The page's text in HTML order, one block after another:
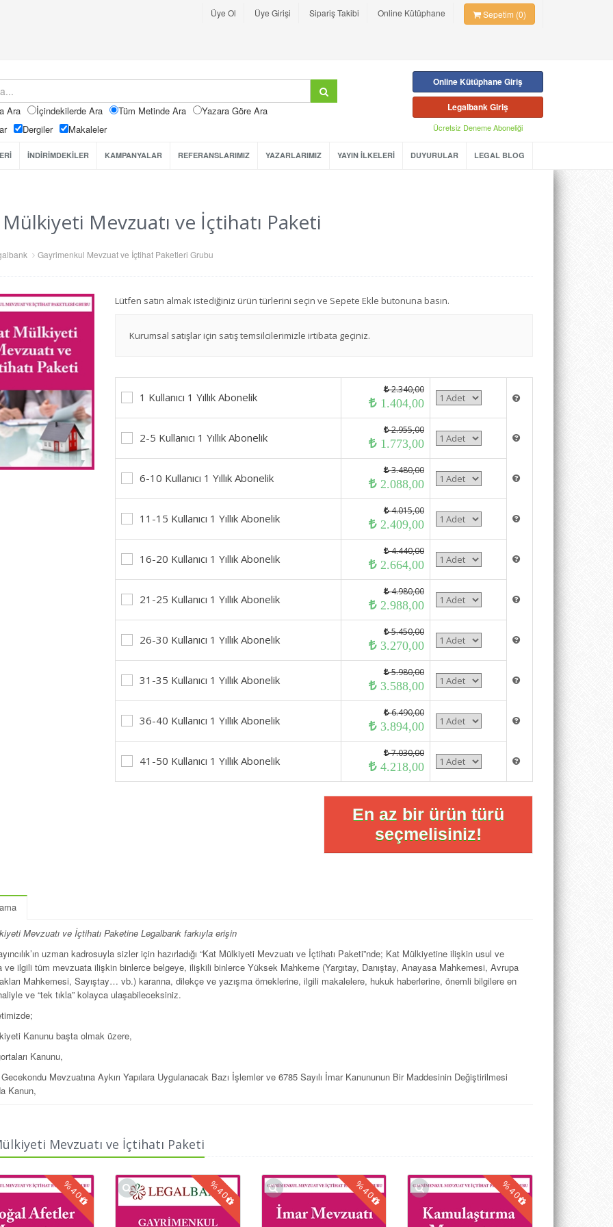
Üye Ol Üye Girişi Sipariş Takibi Online Kütüphane Sepetim (0)
Ara İçindekilerde Ara Tüm Metinde Ara
Yazara Göre Ara
Dergiler Makaleler
Online Kütüphane Giriş
Legalbank Giriş
Ücretsiz Deneme Aboneliği
İNDİRİMDEKİLER KAMPANYALAR REFERANSLARIMIZ YAZARLARIMIZ YAYIN İLKELERİ DUYURULAR LEGAL BLOG
Mevzuatı ve İçtihatı Paketi
Gayrimenkul Mevzuat ve İçtihat Paketleri Grubu
Lütfen satın almak istediğiniz ürün türlerini seçin ve Sepete Ekle butonuna basın.
Kurumsal satışlar için satış temsilcilerimizle irtibata geçiniz.
1 Kullanıcı 1 Yıllık Abonelik
2.340,00
1.404,00
2-5 Kullanıcı 1 Yıllık Abonelik
2.955,00
1.773,00
6-10 Kullanıcı 1 Yıllık Abonelik
3.480,00
2.088,00
11-15 Kullanıcı 1 Yıllık Abonelik
4.015,00
2.409,00
16-20 Kullanıcı 1 Yıllık Abonelik
4.440,00
2.664,00
21-25 Kullanıcı 1 Yıllık Abonelik
4.980,00
2.988,00
26-30 Kullanıcı 1 Yıllık Abonelik
5.450,00
3.270,00
31-35 Kullanıcı 1 Yıllık Abonelik
5.980,00
3.588,00
36-40 Kullanıcı 1 Yıllık Abonelik
6.490,00
3.894,00
41-50 Kullanıcı 1 Yıllık Abonelik
7.030,00
4.218,00
En az bir ürün türü
seçmelisiniz!
Mevzuatı ve İçtihatı Paketine Legalbank farkıyla erişin
uzman kadrosuyla sizler için hazırladığı “Kat Mülkiyeti Mevzuatı ve İçtihatı Paketi”nde; Kat Mülkiyetine ilişkin usul ve
ve ilgili tüm mevzuata ilişkin binlerce belgeye, ilişkili binlerce Yüksek Mahkeme (Yargıtay, Danıştay, Anayasa Mahkemesi, Avrupa
Mahkemesi, Sayıştay… vb.) kararına, dilekçe ve yazışma örneklerine, ilgili makalelere, hukuk haberlerine, önemli bilgilere en
ve “tek tıkla” kolayca ulaşabileceksiniz.
Kanunu başta olmak üzere,
Kanunu,
Mevzuatına Aykırı Yapılara Uygulanacak Bazı İşlemler ve 6785 Sayılı İmar Kanununun Bir Maddesinin Değiştirilmesi
Kanun,
Kanununun Uygulanması İle İlgili Yönetmelik,
Yönetmeliği,
Mevzuatıile ilgili “tüm” kanun ve gerekçesine, tüzük, yönetmelik, tebliğ, bakanlar kurulu kararı, uluslararası sözleşme,
genelge ve sirkülerleri bulabileceksiniz.
Mevzuatı ve İçtihatı Paketi
%40 %40 %40 %40